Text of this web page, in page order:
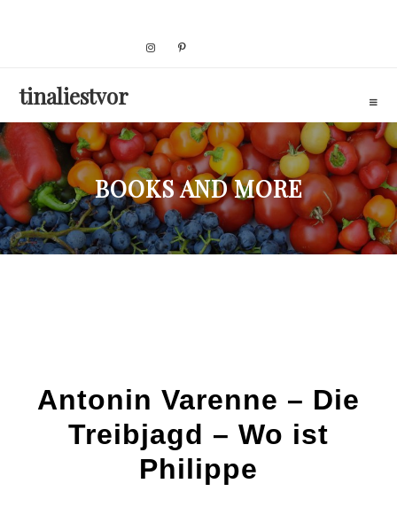
tinaliestvor
BOOKS AND MORE
Antonin Varenne – Die
Treibjagd – Wo ist
Philippe